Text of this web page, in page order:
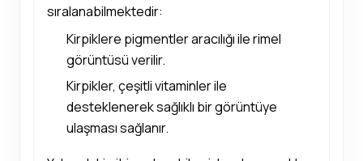
sıralanabilmektedir:
Kirpiklere pigmentler aracılığı ile rimel
görüntüsü verilir.
Kirpikler, çeşitli vitaminler ile
desteklenerek sağlıklı bir görüntüye
ulaşması sağlanır.